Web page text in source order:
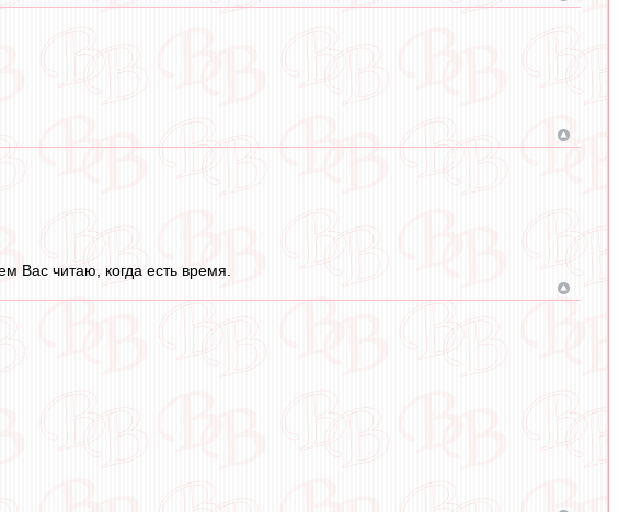
Вас читаю, когда есть время.